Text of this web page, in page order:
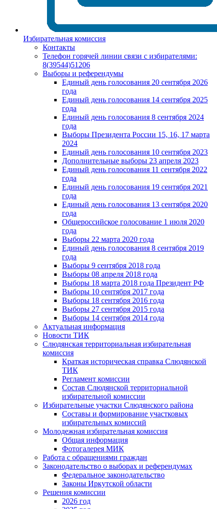
Избирательная комиссия
Контакты
Телефон горячей линии связи с избирателями:
8(39544)51206
Выборы и референдумы
Единый день голосования 20 сентября 2026
года
Единый день голосования 14 сентября 2025
года
Единый день голосования 8 сентября 2024
года
Выборы Президента России 15, 16, 17 марта
2024
Единый день голосования 10 сентября 2023
Дополнительные выборы 23 апреля 2023
Единый день голосования 11 сентября 2022
года
Единый день голосования 19 сентября 2021
года
Единый день голосования 13 сентября 2020
года
Общероссийское голосование 1 июля 2020
года
Выборы 22 марта 2020 года
Единый день голосования 8 сентября 2019
года
Выборы 9 сентября 2018 года
Выборы 08 апреля 2018 года
Выборы 18 марта 2018 года Президент РФ
Выборы 10 сентября 2017 года
Выборы 18 сентября 2016 года
Выборы 27 сентября 2015 года
Выборы 14 сентября 2014 года
Актуальная информация
Новости ТИК
Слюдянская территориальная избирательная
комиссия
Краткая историческая справка Слюдянской
ТИК
Регламент комиссии
Состав Слюдянской территориальной
избирательной комиссии
Избирательные участки Слюдянского района
Составы и формирование участковых
избирательных комиссий
Молодежная избирательная комиссия
Общая информация
Фотогалерея МИК
Работа с обращениями граждан
Законодательство о выборах и референдумах
Федеральное законодательство
Законы Иркутской области
Решения комиссии
2026 год